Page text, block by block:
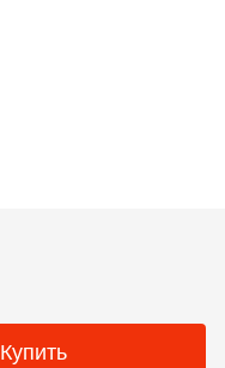
Купить